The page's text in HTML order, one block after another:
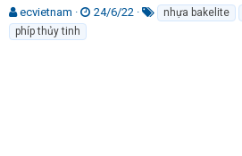
T
h
r
ecvietnam
N
24/6/22 nhựa bakelite
phíp thủy tinh